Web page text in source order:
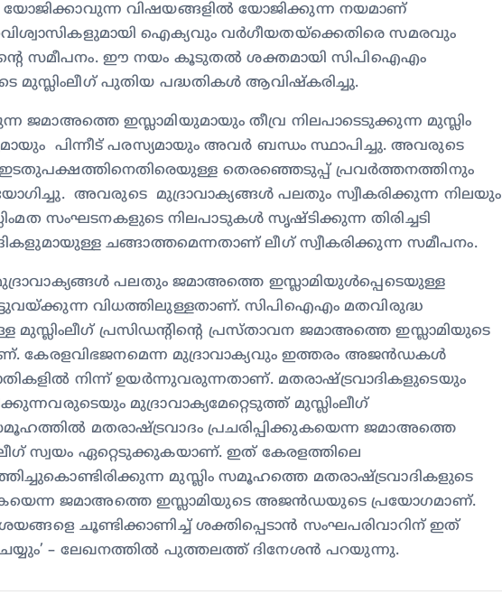
വിഷയങ്ങളിൽ യോജിക്കുന്ന നയമാണ്
ഐക്യവും വർഗീയതയ്‌ക്കെതിരെ സമരവും
സമീപനം. ഈ നയം കൂടുതൽ ശക്തമായി സിപിഐഎം
മുസ്ലിംലീഗ് പുതിയ പദ്ധതികൾ ആവിഷ്കരിച്ചു.
ജമാഅത്തെ ഇസ്ലാമിയുമായും തീവ്ര നിലപാടെടുക്കുന്ന മുസ്ലിം
പിന്നീട് പരസ്യമായും അവർ ബന്ധം സ്ഥാപിച്ചു. അവരുടെ
തെരഞ്ഞെടുപ്പ് പ്രവർത്തനത്തിനും
അവരുടെ മുദ്രാവാക്യങ്ങൾ പലതും സ്വീകരിക്കുന്ന നിലയും
സംഘടനകളുടെ നിലപാടുകൾ സൃഷ്ടിക്കുന്ന തിരിച്ചടി
ചങ്ങാത്തമെന്നതാണ് ലീഗ് സ്വീകരിക്കുന്ന സമീപനം.
പലതും ജമാഅത്തെ ഇസ്ലാമിയുൾപ്പെടെയുള്ള
വിധത്തിലുള്ളതാണ്. സിപിഐഎം മതവിരുദ്ധ
മുസ്ലിംലീഗ് പ്രസിഡന്റിന്റെ പ്രസ്താവന ജമാഅത്തെ ഇസ്ലാമിയുടെ
കേരളവിഭജനമെന്ന മുദ്രാവാക്യവും ഇത്തരം അജൻഡകൾ
നിന്ന് ഉയർന്നുവരുന്നതാണ്. മതരാഷ്ട്രവാദികളുടെയും
മുദ്രാവാക്യമേറ്റെടുത്ത് മുസ്ലിംലീഗ്
മതരാഷ്ട്രവാദം പ്രചരിപ്പിക്കുകയെന്ന ജമാഅത്തെ
സ്വയം ഏറ്റെടുക്കുകയാണ്. ഇത് കേരളത്തിലെ
മുസ്ലിം സമൂഹത്തെ മതരാഷ്ട്രവാദികളുടെ
ജമാഅത്തെ ഇസ്ലാമിയുടെ അജൻഡയുടെ പ്രയോഗമാണ്.
ചൂണ്ടിക്കാണിച്ച് ശക്തിപ്പെടാൻ സംഘപരിവാറിന് ഇത്
– ലേഖനത്തിൽ പുത്തലത്ത് ദിനേശൻ പറയുന്നു.